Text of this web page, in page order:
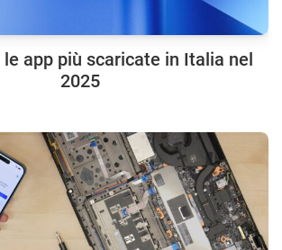
app più scaricate in Italia nel
2025